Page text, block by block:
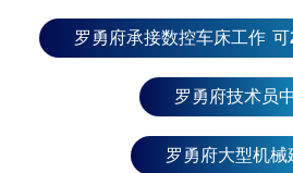
罗勇府承接数控车床工作
罗勇府技术员
罗勇府大型机械